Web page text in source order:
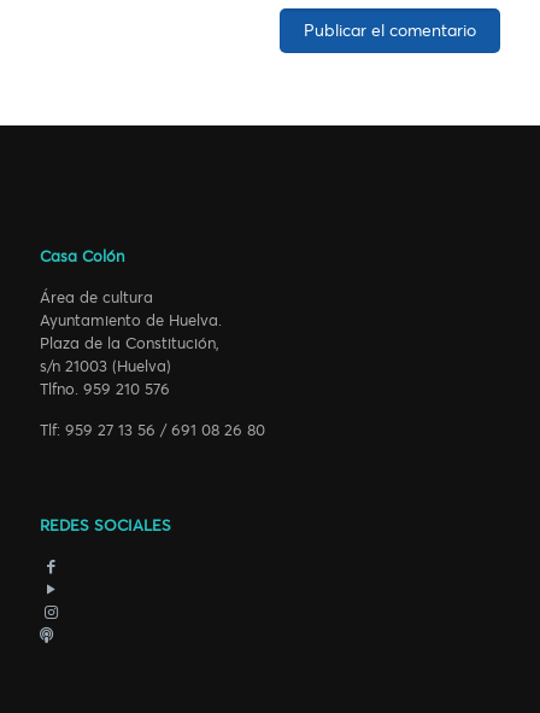
Casa Colón
Área de cultura
Ayuntamiento de Huelva.
Plaza de la Constitución,
s/n 21003 (Huelva)
Tlfno. 959 210 576
Tlf: 959 27 13 56 / 691 08 26 80
REDES SOCIALES